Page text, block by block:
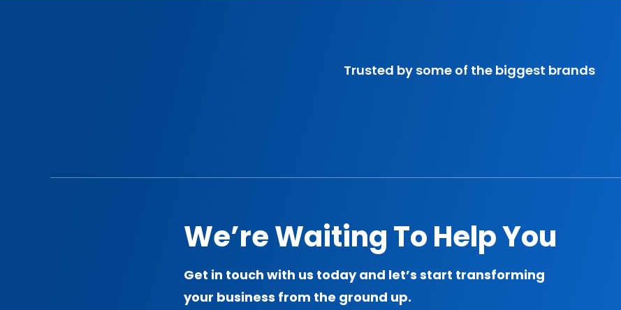
Trusted by some of the biggest brands
We’re Waiting To Help You
Get in touch with us today and let’s start transforming
your business from the ground up.